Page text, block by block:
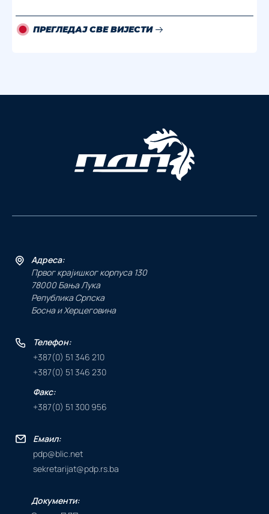
ПРЕГЛЕДАЈ СВЕ ВИЈЕСТИ
Адреса:
Првог крајишког корпуса 130
78000 Бања Лука
Република Српска
Босна и Херцеговина
Телефон:
+387(0) 51 346 210
+387(0) 51 346 230
Факс:
+387(0) 51 300 956
Емаил:
pdp@blic.net
sekretarijat@pdp.rs.ba
Документи: